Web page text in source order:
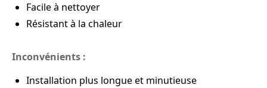
Facile à nettoyer
Résistant à la chaleur
Inconvénients :
Installation plus longue et minutieuse